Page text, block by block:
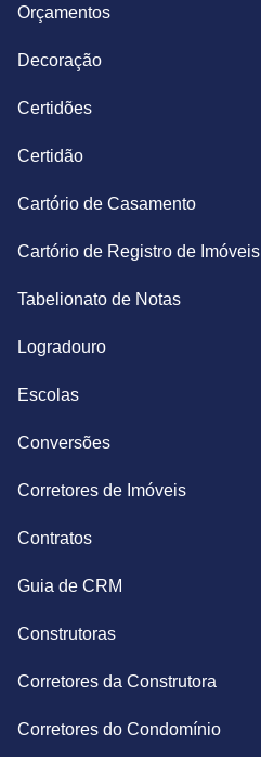
Orçamentos
Decoração
Certidões
Certidão
Cartório de Casamento
Cartório de Registro de Imóveis
Tabelionato de Notas
Logradouro
Escolas
Conversões
Corretores de Imóveis
Contratos
Guia de CRM
Construtoras
Corretores da Construtora
Corretores do Condomínio